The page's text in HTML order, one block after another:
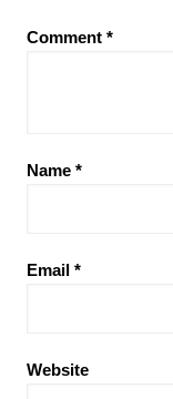
Comment *
Name *
Email *
Website